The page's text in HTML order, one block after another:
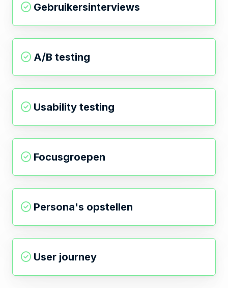
Gebruikersinterviews
A/B testing
Usability testing
Focusgroepen
Persona's opstellen
User journey